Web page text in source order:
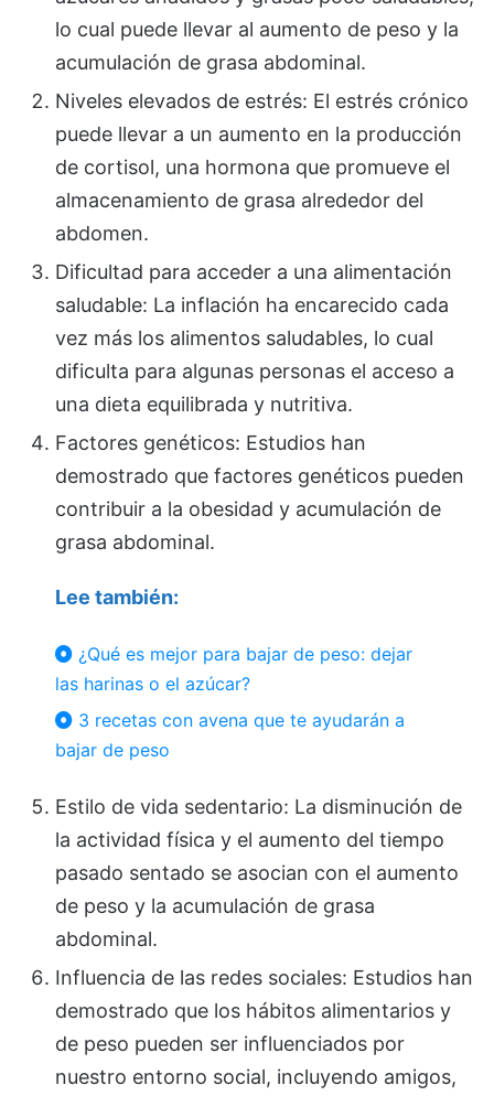
lo cual puede llevar al aumento de peso y la
acumulación de grasa abdominal.
Niveles elevados de estrés: El estrés crónico
puede llevar a un aumento en la producción
de cortisol, una hormona que promueve el
almacenamiento de grasa alrededor del
abdomen.
Dificultad para acceder a una alimentación
saludable: La inflación ha encarecido cada
vez más los alimentos saludables, lo cual
dificulta para algunas personas el acceso a
una dieta equilibrada y nutritiva.
Factores genéticos: Estudios han
demostrado que factores genéticos pueden
contribuir a la obesidad y acumulación de
grasa abdominal.
Lee también:
¿Qué es mejor para bajar de peso: dejar
las harinas o el azúcar?
3 recetas con avena que te ayudarán a
bajar de peso
Estilo de vida sedentario: La disminución de
la actividad física y el aumento del tiempo
pasado sentado se asocian con el aumento
de peso y la acumulación de grasa
abdominal.
Influencia de las redes sociales: Estudios han
demostrado que los hábitos alimentarios y
de peso pueden ser influenciados por
nuestro entorno social, incluyendo amigos,